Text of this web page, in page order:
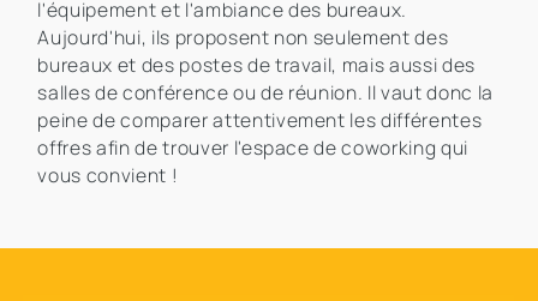
l'équipement et l'ambiance des bureaux.
Aujourd'hui, ils proposent non seulement des
bureaux et des postes de travail, mais aussi des
salles de conférence ou de réunion. Il vaut donc la
peine de comparer attentivement les différentes
offres afin de trouver l'espace de coworking qui
vous convient !